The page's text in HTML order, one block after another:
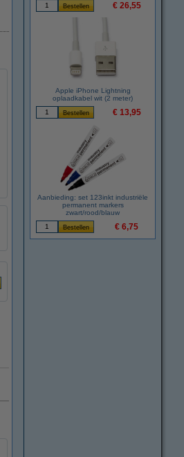
€ 26,55
Apple iPhone Lightning
oplaadkabel wit (2 meter)
€ 13,95
Aanbieding: set 123inkt industriële
permanent markers
zwart/rood/blauw
€ 6,75